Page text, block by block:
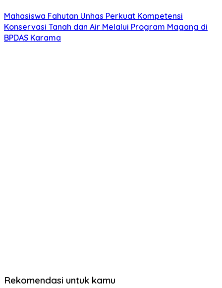
Mahasiswa Fahutan Unhas Perkuat Kompetensi
Konservasi Tanah dan Air Melalui Program Magang di
BPDAS Karama
Rekomendasi untuk kamu